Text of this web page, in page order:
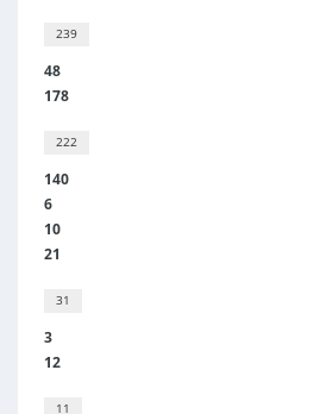
239
48
178
222
140
6
10
21
31
3
12
11